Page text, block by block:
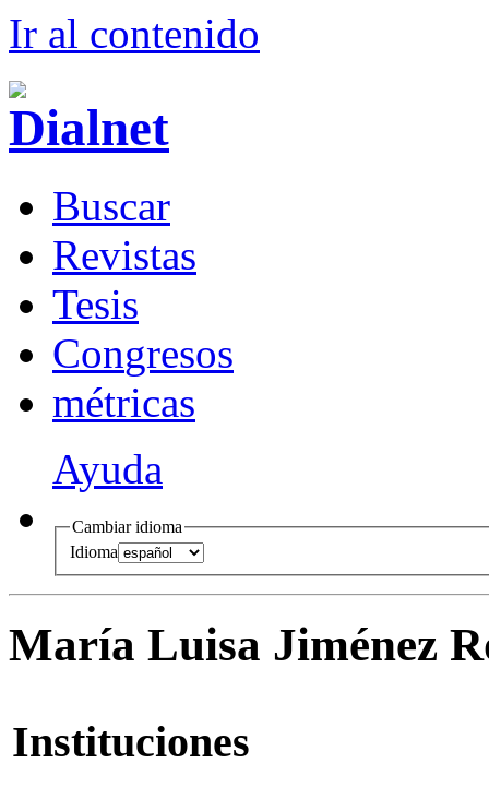
Ir al contenido
Buscar
Revistas
Tesis
Congresos
métricas
Ayuda
Cambiar idioma
Idioma
María Luisa Jiménez
Instituciones